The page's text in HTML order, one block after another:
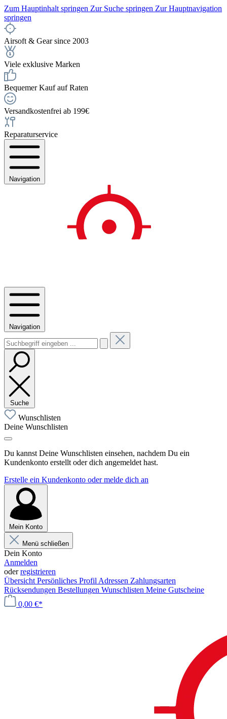
Zum Hauptinhalt springen Zur Suche springen Zur Hauptnavigation
springen
Airsoft & Gear since 2003
Viele exklusive Marken
Bequemer Kauf auf Raten
Versandkostenfrei ab 199€
Reparaturservice
Navigation
Navigation
Suche
Wunschlisten
Deine Wunschlisten
Du kannst Deine Wunschlisten einsehen, nachdem Du ein
Kundenkonto erstellt oder dich angemeldet hast.
Erstelle ein Kundenkonto oder melde dich an
Mein Konto
Menü schließen
Dein Konto
Anmelden
oderregistrieren
Übersicht Persönliches Profil Adressen Zahlungsarten
Rücksendungen Bestellungen Wunschlisten Meine Gutscheine
0,00 €*